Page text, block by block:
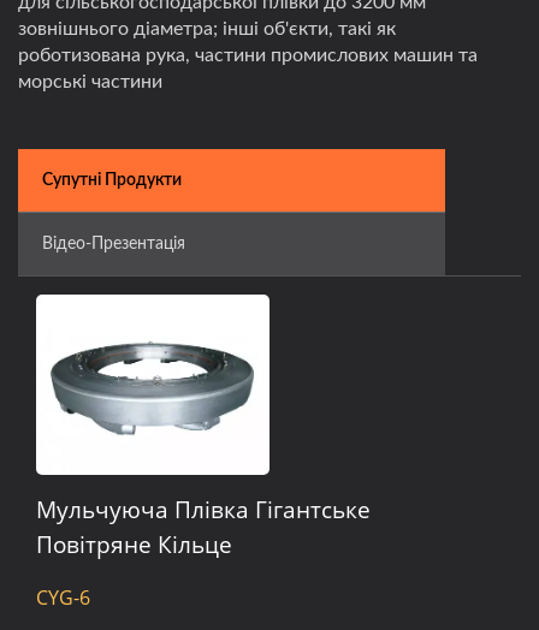
зовнішнього діаметра; інші об'єкти, такі як
роботизована рука, частини промислових машин та
морські частини
Супутні Продукти
Відео-Презентація
Мульчуюча Плівка Гігантське
Повітряне Кільце
CYG-6